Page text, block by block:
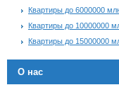
Квартиры до 6000000
Квартиры до 10000000
Квартиры до 15000000
О нас